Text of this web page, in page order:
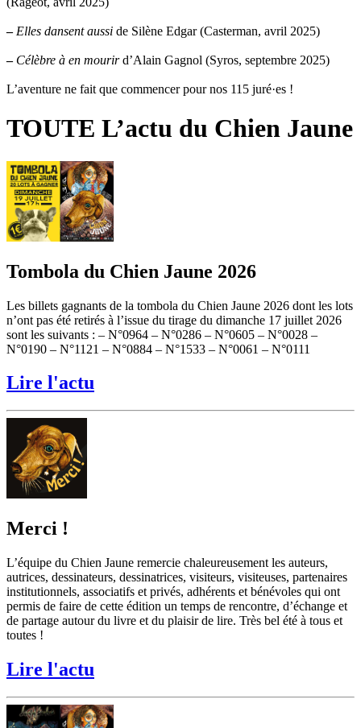
– Elles dansent aussi de Silène Edgar (Casterman, avril 2025)
– Célèbre à en mourird’Alain Gagnol (Syros, septembre 2025)
L’aventure ne fait que commencer pour nos 115 juré·es !
TOUTE L’actu du Chien Jaune
Tombola du Chien Jaune 2026
Les billets gagnants de la tombola du Chien Jaune 2026 dont les lots
n’ont pas été retirés à l’issue du tirage du dimanche 17 juillet 2026
sont les suivants : – N°0964 – N°0286 – N°0605 – N°0028 –
N°0190 – N°1121 – N°0884 – N°1533 – N°0061 – N°0111
Lire l'actu
Merci !
L’équipe du Chien Jaune remercie chaleureusement les auteurs,
autrices, dessinateurs, dessinatrices, visiteurs, visiteuses, partenaires
institutionnels, associatifs et privés, adhérents et bénévoles qui ont
permis de faire de cette édition un temps de rencontre, d’échange et
de partage autour du livre et du plaisir de lire. Très bel été à tous et
toutes !
Lire l'actu